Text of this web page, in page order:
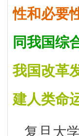
性和必要
同我国综
我国改革
建人类命
复旦大